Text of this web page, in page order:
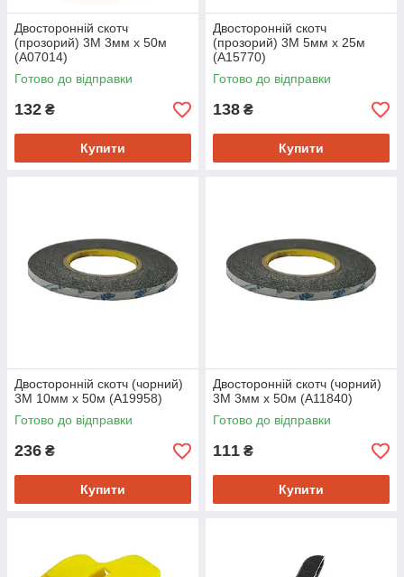
Двосторонній скотч
(прозорий) 3M 3мм х 50м
(A07014)
Готово до відправки
132 ₴
Купити
Двосторонній скотч
(прозорий) 3M 5мм х 25м
(A15770)
Готово до відправки
138 ₴
Купити
Двосторонній скотч (чорний)
3М 10мм x 50м (A19958)
Готово до відправки
236 ₴
Купити
Двосторонній скотч (чорний)
3М 3мм x 50м (A11840)
Готово до відправки
111 ₴
Купити